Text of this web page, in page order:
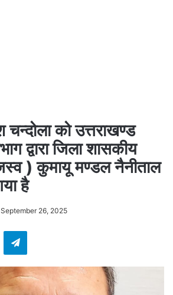
को उत्तराखण्ड
द्वारा जिला शासकीय
) कुमायू मण्डल नैनीताल
है
September 26, 2025
Telegram